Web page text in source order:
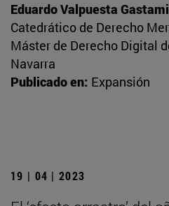
Eduardo Valpuesta
Catedrático de Derecho
Máster de Derecho Digital
Navarra
Publicado en: Expansión
19 | 04 | 2023